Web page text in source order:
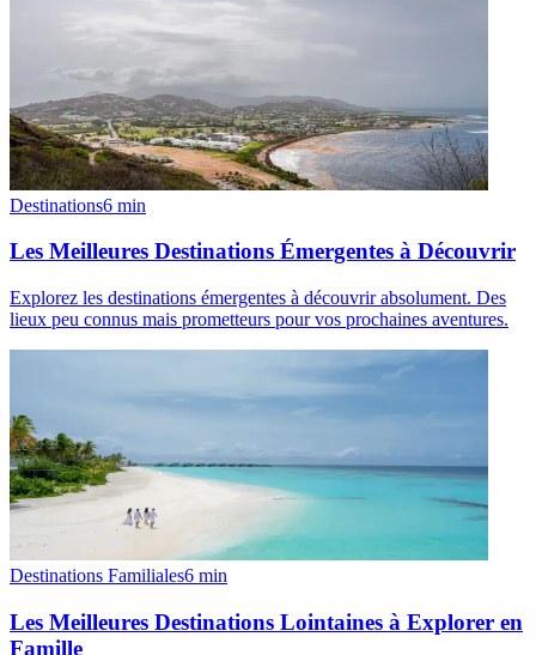
Destinations6 min
Les Meilleures Destinations Émergentes à Découvrir
Explorez les destinations émergentes à découvrir absolument. Des
lieux peu connus mais prometteurs pour vos prochaines aventures.
Destinations Familiales6 min
Les Meilleures Destinations Lointaines à Explorer en
Famille